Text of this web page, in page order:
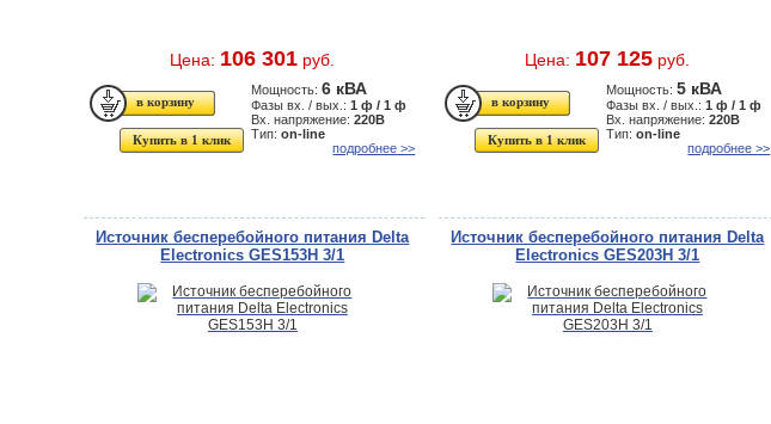
Цена: 106 301 руб.
Купить в 1 клик
Мощность:6 кВА
Фазы вх. / вых.:1 ф / 1 ф
Вх. напряжение:220В
Тип:on-line
подробнее >>
Цена: 107 125 руб.
Купить в 1 клик
Мощность:5 кВА
Фазы вх. / вых.:1 ф / 1 ф
Вх. напряжение:220В
Тип:on-line
подробнее >>
Источник бесперебойного питания Delta
Electronics GES153H 3/1
Источник бесперебойного питания Delta
Electronics GES203H 3/1